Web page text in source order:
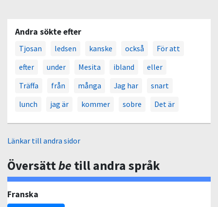
Andra sökte efter
Tjosan ledsen kanske också
För att
efter
under Mesita ibland
eller
Träffa
från många Jag har
snart
lunch
jag är kommer sobre Det är
Länkar till andra sidor
Översättbe till andra språk
Franska